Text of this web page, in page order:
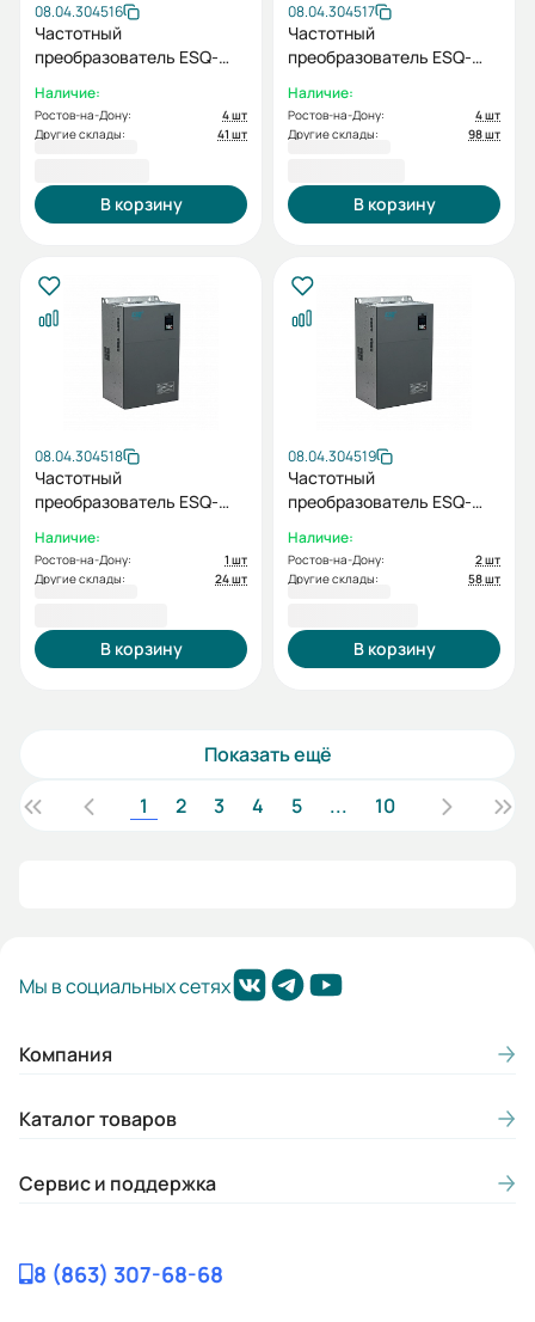
08.04.304516
Частотный
преобразователь ESQ-
22/30кВт, 380В
Наличие:
Ростов-на-Дону:
4 шт
Другие склады:
41 шт
В корзину
08.04.304517
Частотный
преобразователь ESQ-
30/37кВт, 380В
Наличие:
Ростов-на-Дону:
4 шт
Другие склады:
98 шт
В корзину
08.04.304518
Частотный
преобразователь ESQ-
37/45кВт, 380В
Наличие:
Ростов-на-Дону:
1 шт
Другие склады:
24 шт
В корзину
08.04.304519
Частотный
преобразователь ESQ-
45/55кВт, 380В
Наличие:
Ростов-на-Дону:
2 шт
Другие склады:
58 шт
В корзину
Показать ещё
1
2 3 4 5 ... 10
Мы в социальных сетях
Компания
Каталог товаров
Сервис и поддержка
8 (863) 307-68-68